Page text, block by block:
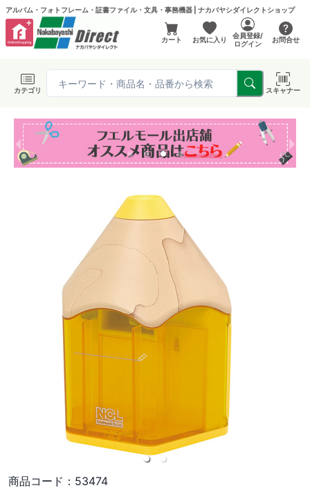
アルバム・フォトフレーム・証書ファイル・文具・事務機器 | ナカバヤシダイレクトショップ
カート お気に入り
会員登録/
ログイン
お問合せ
カテゴリ スキャナー
商品コード： 53474